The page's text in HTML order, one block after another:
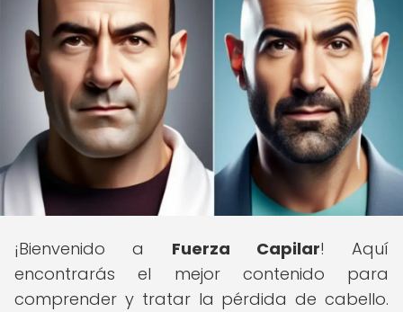
¡Bienvenido a Fuerza Capilar! Aquí
encontrarás el mejor contenido para
comprender y tratar la pérdida de cabello.